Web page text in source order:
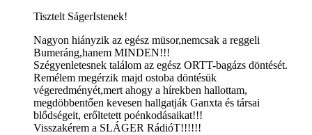
Tisztelt SágerIstenek!
Nagyon hiányzik az egész müsor,nemcsak a reggeli
Bumeráng,hanem MINDEN!!!
Szégyenletesnek találom az egész ORTT-bagázs döntését.
Remélem megérzik majd ostoba döntésük
végeredményét,mert ahogy a hírekben hallottam,
megdöbbentően kevesen hallgatják Ganxta és társai
blődségeit, erőltetett poénkodásaikat!!!
Visszakérem a SLÁGER RádióT!!!!!!